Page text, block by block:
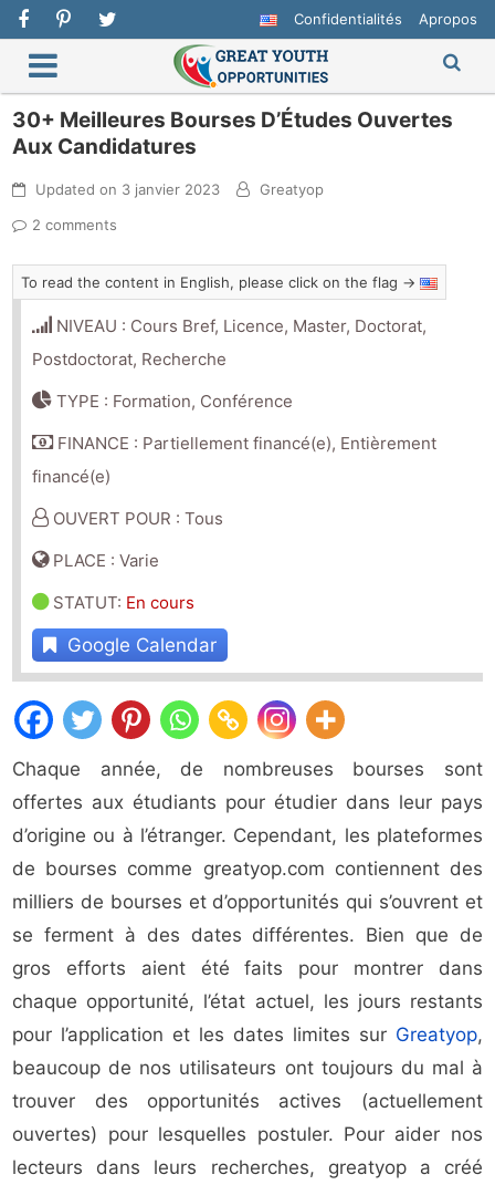
Confidentialités Apropos
30+ Meilleures Bourses D’Études Ouvertes
Aux Candidatures
Updated on 3 janvier 2023
Greatyop
2 comments
To read the content in English, please click on the flag →
NIVEAU : Cours Bref, Licence, Master, Doctorat,
Postdoctorat, Recherche
TYPE : Formation, Conférence
FINANCE : Partiellement financé(e), Entièrement
financé(e)
OUVERT POUR : Tous
PLACE : Varie
STATUT: En cours
Google Calendar
Chaque année, de nombreuses bourses sont
offertes aux étudiants pour étudier dans leur pays
d’origine ou à l’étranger. Cependant, les plateformes
de bourses comme greatyop.com contiennent des
milliers de bourses et d’opportunités qui s’ouvrent et
se ferment à des dates différentes. Bien que de
gros efforts aient été faits pour montrer dans
chaque opportunité, l’état actuel, les jours restants
pour l’application et les dates limites sur Greatyop,
beaucoup de nos utilisateurs ont toujours du mal à
trouver des opportunités actives (actuellement
ouvertes) pour lesquelles postuler. Pour aider nos
lecteurs dans leurs recherches, greatyop a créé